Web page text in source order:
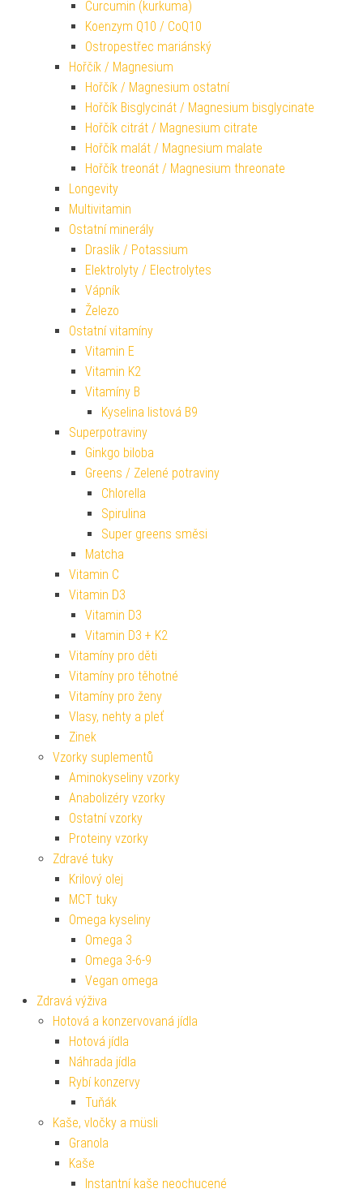
Curcumin (kurkuma)
Koenzym Q10 / CoQ10
Ostropestřec mariánský
Hořčík / Magnesium
Hořčík / Magnesium ostatní
Hořčík Bisglycinát / Magnesium bisglycinate
Hořčík citrát / Magnesium citrate
Hořčík malát / Magnesium malate
Hořčík treonát / Magnesium threonate
Longevity
Multivitamin
Ostatní minerály
Draslík / Potassium
Elektrolyty / Electrolytes
Vápník
Železo
Ostatní vitamíny
Vitamin E
Vitamin K2
Vitamíny B
Kyselina listová B9
Superpotraviny
Ginkgo biloba
Greens / Zelené potraviny
Chlorella
Spirulina
Super greens směsi
Matcha
Vitamin C
Vitamin D3
Vitamin D3
Vitamin D3 + K2
Vitamíny pro děti
Vitamíny pro těhotné
Vitamíny pro ženy
Vlasy, nehty a pleť
Zinek
Vzorky suplementů
Aminokyseliny vzorky
Anabolizéry vzorky
Ostatní vzorky
Proteiny vzorky
Zdravé tuky
Krilový olej
MCT tuky
Omega kyseliny
Omega 3
Omega 3-6-9
Vegan omega
Zdravá výživa
Hotová a konzervovaná jídla
Hotová jídla
Náhrada jídla
Rybí konzervy
Tuňák
Kaše, vločky a müsli
Granola
Kaše
Instantní kaše neochucené